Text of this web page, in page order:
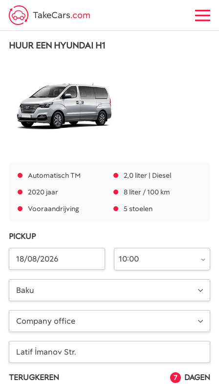
TakeCars.com
HUUR EEN HYUNDAI H1
Automatisch TM
2,0 liter | Diesel
2020 jaar
8 liter / 100 km
Vooraandrijving
5 stoelen
PICKUP
10:00
Baku
Company office
TERUGKEREN 7 DAGEN